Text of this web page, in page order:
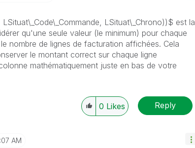
LSituat\_Chrono))$ est la
qu'une seule valeur (le minimum) pour chaque
nombre de lignes de facturation affichées. Cela
le montant correct sur chaque ligne
mathématiquement juste en bas de votre
0 Likes Reply
AM